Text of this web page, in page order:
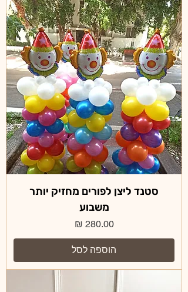
סטנד ליצן לפורים מחזיק יותר
משבוע
מחיר‏280.00 ‏₪
הוספה לסל